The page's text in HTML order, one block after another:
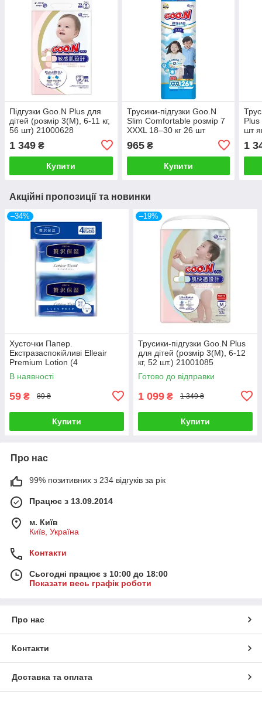
Підгузки Goo.N Plus для
дітей (розмір 3(M), 6-11 кг,
56 шт) 21000628
1 349 ₴
Купити
Трусики-підгузки Goo.N
Slim Comfortable розмір 7
XXXL 18–30 кг 26 шт
965₴
Купити
Plus
шт
1
Акційні пропозиції та новинки
–34%
Хусточки Папер.
Екстразаспокійливі Elleair
Premium Lotion (4
Киш.Упак*12 Шт) 713442
В наявності
59 ₴ 89 ₴
Купити
–19%
Трусики-підгузки Goo.N Plus
для дітей (розмір 3(M), 6-12
кг, 52 шт.) 21001085
Готово до відправки
1 099 ₴ 1 349 ₴
Купити
Про нас
99% позитивних з 234 відгуків за рік
Працює з 13.09.2014
м. Київ
Київ, Україна
Контакти
Сьогодні працює з 10:00 до 18:00
Показати весь графік роботи
Про нас
Контакти
Доставка та оплата